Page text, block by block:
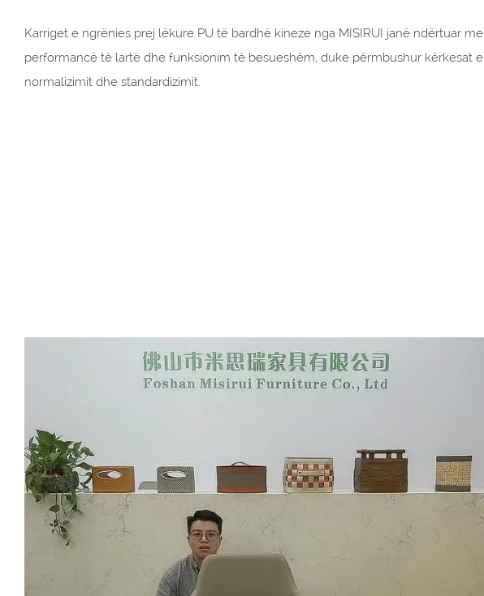
Karriget e ngrënies prej lëkure PU të bardhë kineze nga MISIRUI janë ndërtuar me
performancë të lartë dhe funksionim të besueshëm, duke përmbushur kërkesat e
normalizimit dhe standardizimit.